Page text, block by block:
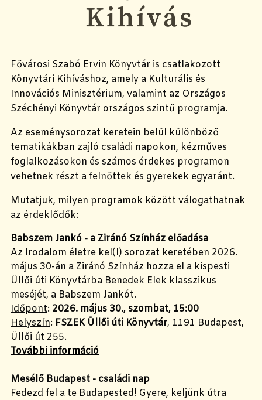
Fővárosi Szabó Ervin Könyvtár is csatlakozott
Könyvtári Kihíváshoz, amely a Kulturális és
Innovációs Minisztérium, valamint az Országos
Széchényi Könyvtár országos szintű programja.
Az eseménysorozat keretein belül különböző
tematikákban zajló családi napokon, kézműves
foglalkozásokon és számos érdekes programon
vehetnek részt a felnőttek és gyerekek egyaránt.
Mutatjuk, milyen programok között válogathatnak
az érdeklődők:
Babszem Jankó - a Ziránó Színház előadása
Az Irodalom életre kel(l) sorozat keretében 2026.
május 30-án a Ziránó Színház hozza el a kispesti
Üllői úti Könyvtárba Benedek Elek klasszikus
meséjét, a Babszem Jankót.
Időpont: 2026. május 30., szombat, 15:00
Helyszín: FSZEK Üllői úti Könyvtár, 1191 Budapest,
Üllői út 255.
További információ
Mesélő Budapest - családi nap
Fedezd fel a te Budapested! Gyere, keljünk útra